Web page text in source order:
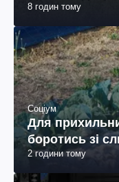
8 годин тому
Соціум
Для
боротись зі
2 години тому